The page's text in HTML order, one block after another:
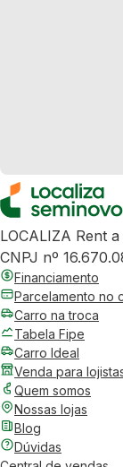
LOCALIZA Rent
CNPJ nº
Financiamento
Parcelamento no
Carro na troca
Tabela Fipe
Carro Ideal
Venda para
Quem somos
Nossas lojas
Blog
Dúvidas